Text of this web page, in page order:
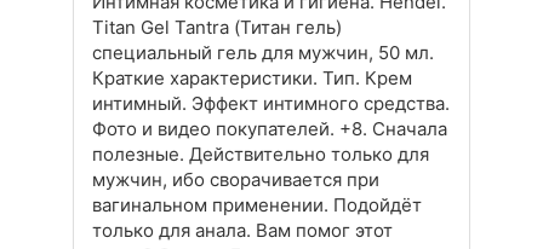
Titan Gel Tantra (Титан гель)
специальный гель для мужчин, 50 мл.
Краткие характеристики. Тип. Крем
интимный. Эффект интимного средства.
Фото и видео покупателей. +8. Сначала
полезные. Действительно только для
мужчин, ибо сворачивается при
вагинальном применении. Подойдёт
только для анала. Вам помог этот